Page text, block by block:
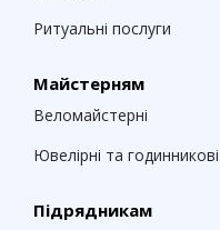
Ритуальні послуги
Майстерням
Веломайстерні
Ювелірні та
Підрядникам